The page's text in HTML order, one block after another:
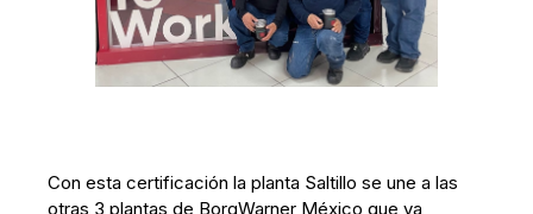
Con esta certificación la planta Saltillo se une a las
otras 3 plantas de BorgWarner México que ya